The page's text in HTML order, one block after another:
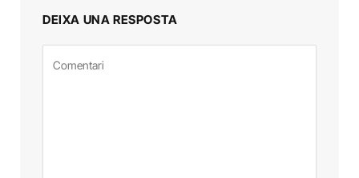
DEIXA UNA RESPOSTA